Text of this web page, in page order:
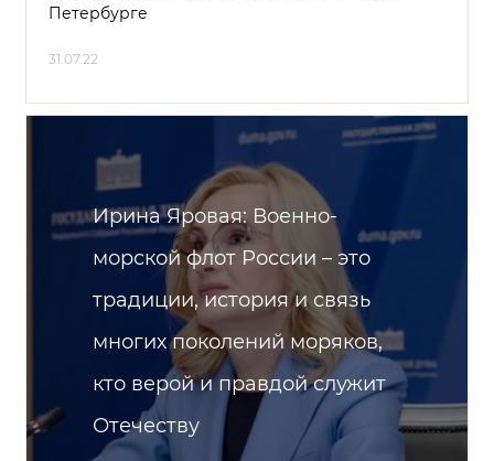
Петербурге
31.07.22
Ирина Яровая: Военно-
морской флот России – это
традиции, история и связь
многих поколений моряков,
кто верой и правдой служит
Отечеству